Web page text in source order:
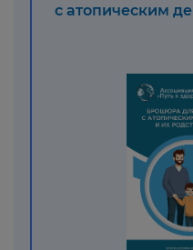
с атопическим